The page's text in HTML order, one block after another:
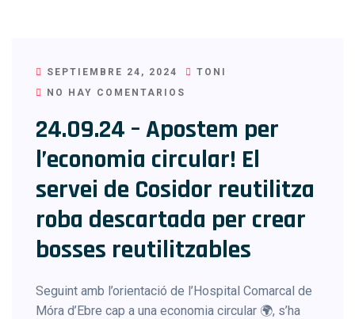
SEPTIEMBRE 24, 2024
TONI
NO HAY COMENTARIOS
24.09.24 – Apostem per
l’economia circular! El
servei de Cosidor reutilitza
roba descartada per crear
bosses reutilitzables
Seguint amb l’orientació de l’Hospital Comarcal de
Móra d’Ebre cap a una economia circular 🌍, s’ha